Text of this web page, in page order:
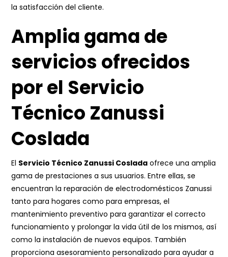
la satisfacción del cliente.
Amplia gama de
servicios ofrecidos
por el Servicio
Técnico Zanussi
Coslada
El Servicio Técnico Zanussi Coslada ofrece una amplia
gama de prestaciones a sus usuarios. Entre ellas, se
encuentran la reparación de electrodomésticos Zanussi
tanto para hogares como para empresas, el
mantenimiento preventivo para garantizar el correcto
funcionamiento y prolongar la vida útil de los mismos, así
como la instalación de nuevos equipos. También
proporciona asesoramiento personalizado para ayudar a